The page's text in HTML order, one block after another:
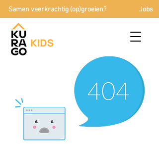
Samen veerkrachtig (op)groeien? Jobs